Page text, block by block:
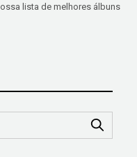
lista de melhores álbuns